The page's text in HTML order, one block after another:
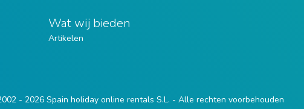
Wat wij bieden
Artikelen
- 2026 Spain holiday online rentals S.L. - Alle rechten voorbehouden